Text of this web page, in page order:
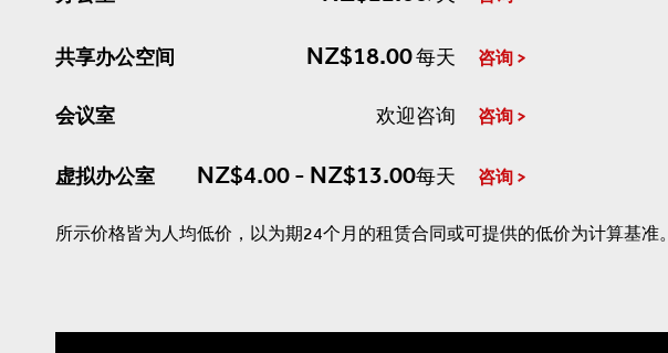
共享办公空间 NZ$18.00每天 咨询
会议室 欢迎咨询 咨询
虚拟办公室 NZ$4.00 - NZ$13.00每天 咨询
所示价格皆为人均低价，以为期24个月的租赁合同或可提供的低价为计算基准。